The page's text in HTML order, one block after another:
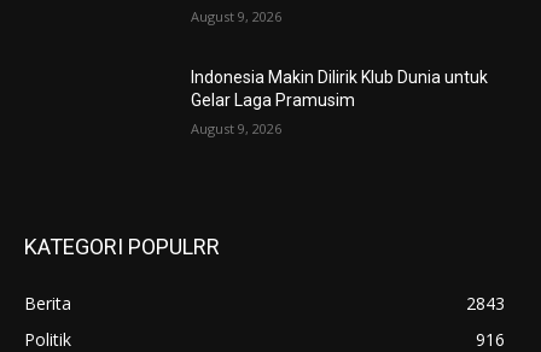
August 9, 2026
Indonesia Makin Dilirik Klub Dunia untuk
Gelar Laga Pramusim
August 9, 2026
KATEGORI POPULRR
Berita
2843
Politik
916